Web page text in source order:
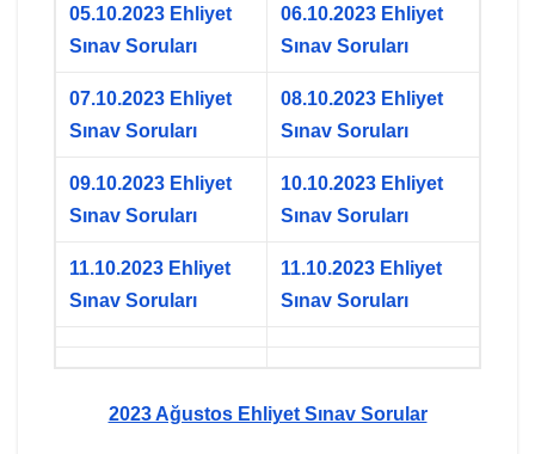
05.10.2023 Ehliyet
Sınav Soruları
06.10.2023 Ehliyet
Sınav Soruları
07.10.2023 Ehliyet
Sınav Soruları
08.10.2023 Ehliyet
Sınav Soruları
09.10.2023 Ehliyet
Sınav Soruları
10.10.2023 Ehliyet
Sınav Soruları
11.10.2023 Ehliyet
Sınav Soruları
11.10.2023 Ehliyet
Sınav Soruları
2023 Ağustos Ehliyet Sınav Sorular